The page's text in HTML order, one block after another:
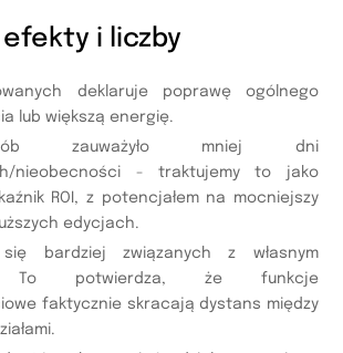
i liczby
deklaruje poprawę ogólnego
lub większą energię.
zauważyło mniej dni
nieobecności - traktujemy to jako
ROI, z potencjałem na mocniejszy
edycjach.
bardziej związanych z własnym
To potwierdza, że funkcje
faktycznie skracają dystans między